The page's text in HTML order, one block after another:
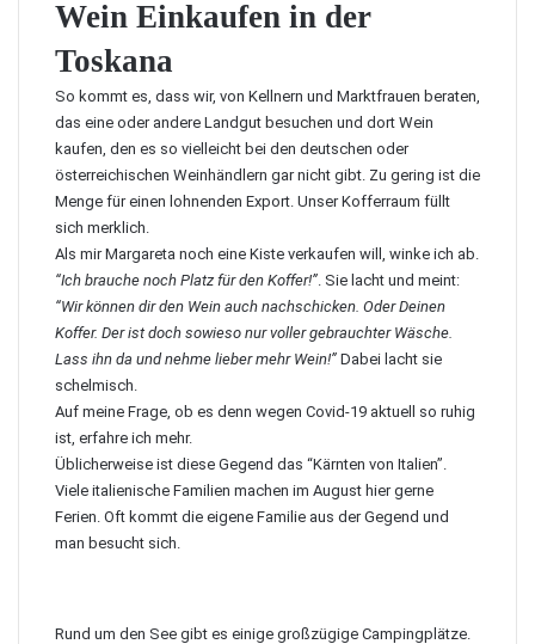
Wein Einkaufen in der
Toskana
So kommt es, dass wir, von Kellnern und Marktfrauen beraten,
das eine oder andere Landgut besuchen und dort Wein
kaufen, den es so vielleicht bei den deutschen oder
österreichischen Weinhändlern gar nicht gibt. Zu gering ist die
Menge für einen lohnenden Export. Unser Kofferraum füllt
sich merklich.
Als mir Margareta noch eine Kiste verkaufen will, winke ich ab.
“Ich brauche noch Platz für den Koffer!”. Sie lacht und meint:
“Wir können dir den Wein auch nachschicken. Oder Deinen
Koffer. Der ist doch sowieso nur voller gebrauchter Wäsche.
Lass ihn da und nehme lieber mehr Wein!” Dabei lacht sie
schelmisch.
Auf meine Frage, ob es denn wegen Covid-19 aktuell so ruhig
ist, erfahre ich mehr.
Üblicherweise ist diese Gegend das “Kärnten von Italien”.
Viele italienische Familien machen im August hier gerne
Ferien. Oft kommt die eigene Familie aus der Gegend und
man besucht sich.
Rund um den See gibt es einige großzügige Campingplätze.